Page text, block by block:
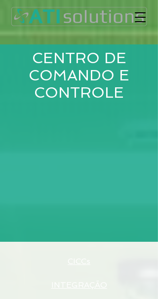
CENTRO DE
COMANDO E
CONTROLE